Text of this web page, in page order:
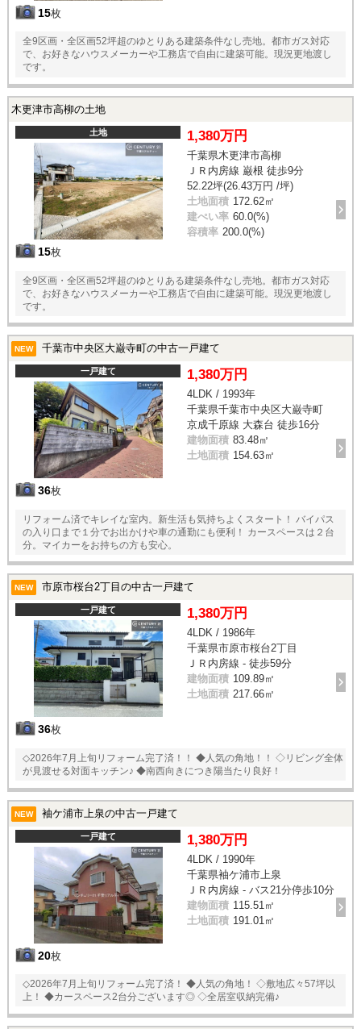
15枚
全9区画・全区画52坪超のゆとりある建築条件なし売地。都市ガス対応
で、お好きなハウスメーカーや工務店で自由に建築可能。現況更地渡し
です。
木更津市高柳の土地
土地
15枚
1,380万円
千葉県木更津市高柳
ＪＲ内房線 巌根 徒歩9分
52.22坪(26.43万円 /坪)
土地面積 172.62㎡
建ぺい率 60.0(%)
容積率 200.0(%)
全9区画・全区画52坪超のゆとりある建築条件なし売地。都市ガス対応
で、お好きなハウスメーカーや工務店で自由に建築可能。現況更地渡し
です。
NEW 千葉市中央区大巌寺町の中古一戸建て
一戸建て
36枚
1,380万円
4LDK / 1993年
千葉県千葉市中央区大巌寺町
京成千原線 大森台 徒歩16分
建物面積 83.48㎡
土地面積 154.63㎡
リフォーム済でキレイな室内。新生活も気持ちよくスタート！ バイパス
の入り口まで１分でお出かけや車の通勤にも便利！ カースペースは２台
分。マイカーをお持ちの方も安心。
NEW 市原市桜台2丁目の中古一戸建て
一戸建て
36枚
1,380万円
4LDK / 1986年
千葉県市原市桜台2丁目
ＪＲ内房線 - 徒歩59分
建物面積 109.89㎡
土地面積 217.66㎡
◇2026年7月上旬リフォーム完了済！！ ◆人気の角地！！ ◇リビング全体
が見渡せる対面キッチン♪ ◆南西向きにつき陽当たり良好！
NEW 袖ケ浦市上泉の中古一戸建て
一戸建て
20枚
1,380万円
4LDK / 1990年
千葉県袖ケ浦市上泉
ＪＲ内房線 - バス21分停歩10分
建物面積 115.51㎡
土地面積 191.01㎡
◇2026年7月上旬リフォーム完了済！ ◆人気の角地！ ◇敷地広々57坪以
上！ ◆カースペース2台分ございます◎ ◇全居室収納完備♪